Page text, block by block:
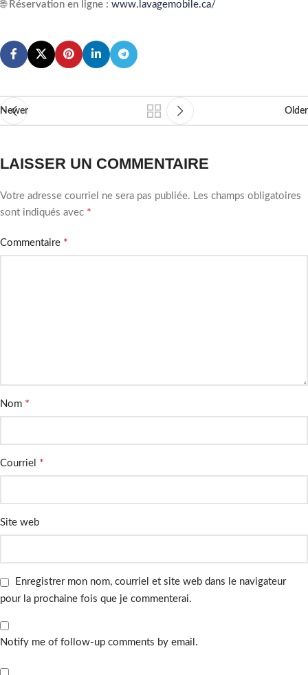
🌐 Réservation en ligne : www.lavagemobile.ca/
Newer Older
LAISSER UN COMMENTAIRE
Votre adresse courriel ne sera pas publiée. Les champs obligatoires
sont indiqués avec *
Commentaire *
Nom *
Courriel *
Site web
Enregistrer mon nom, courriel et site web dans le navigateur
pour la prochaine fois que je commenterai.
Notify me of follow-up comments by email.